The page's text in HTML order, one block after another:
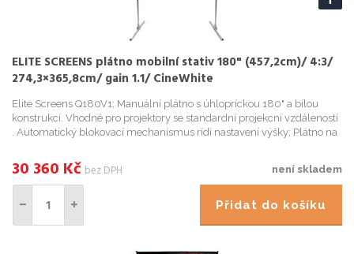
ELITE SCREENS plátno mobilní stativ 180" (457,2cm)/ 4:3/
274,3×365,8cm/ gain 1.1/ CineWhite
Elite Screens Q180V1; Manuální plátno s úhlopríckou 180" a bílou
konstrukcí. Vhodné pro projektory se standardní projekcní vzdáleností
. Automatický blokovací mechanismus rídí nastavení výšky; Plátno na
není skladem
30 360 Kč bez DPH
Přidat do košíku